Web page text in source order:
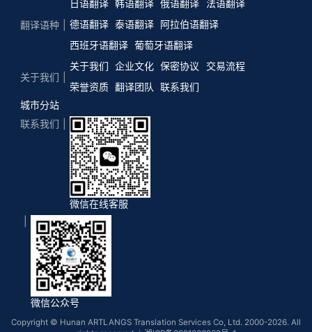
翻译语种
日语翻译 韩语翻译 俄语翻译
法语翻译
德语翻译 泰语翻译 阿拉伯语翻译
西班牙语翻译 葡萄牙语翻译
关于我们
关于我们 企业文化 保密协议
交易流程
荣誉资质 翻译团队
联系我们
城市分站
联系我们
微信在线客服
微信公众号
Copyright © Hunan ARTLANGS Translation Services Co, Ltd. 2000-2026. All